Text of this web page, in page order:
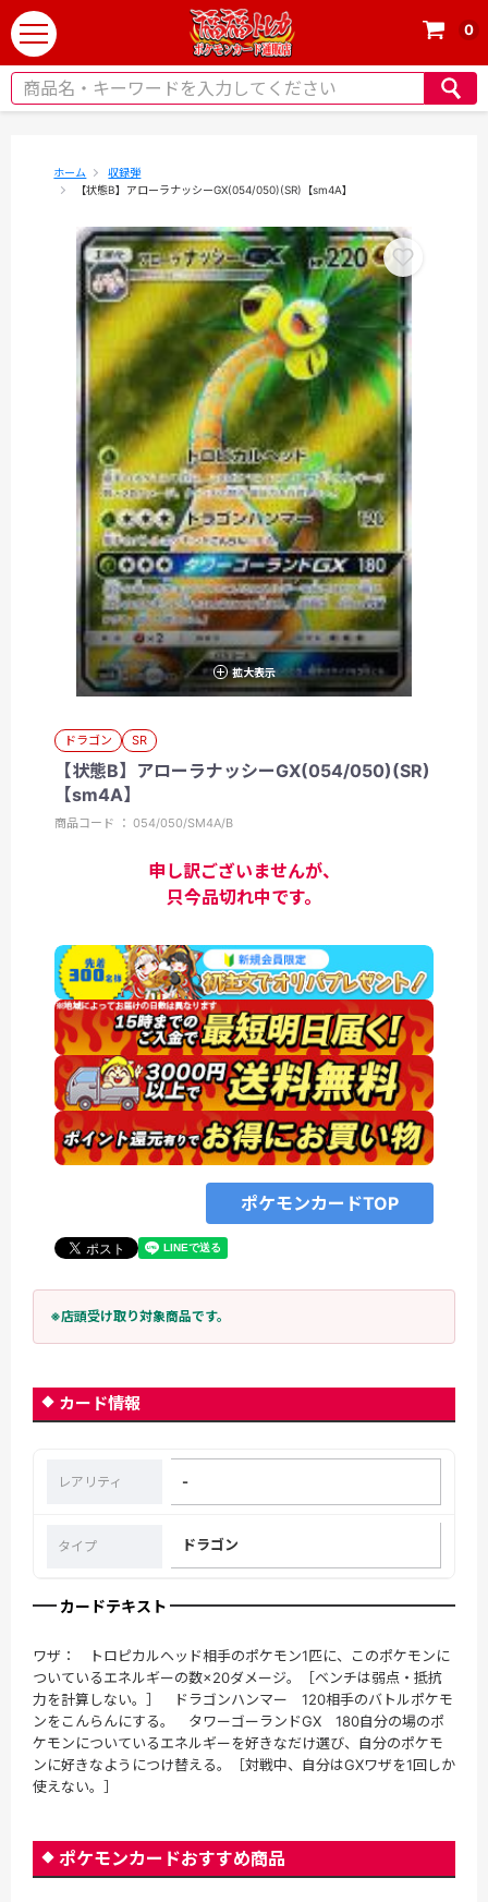
t
o
g
0
ホーム
収録弾
【状態B】アローラナッシーGX(054/050)(SR)【sm4A】
拡大表示
ドラゴン SR
【状態B】アローラナッシーGX(054/050)(SR)
【sm4A】
商品コード ： 054/050/SM4A/B
申し訳ございませんが、
只今品切れ中です。
ポケモンカードTOP
※店頭受け取り対象商品です。
カード情報
レアリティ -
タイプ ドラゴン
カードテキスト
ワザ： トロピカルヘッド相手のポケモン1匹に、このポケモンに
ついているエネルギーの数×20ダメージ。［ベンチは弱点・抵抗
力を計算しない。］ ドラゴンハンマー 120相手のバトルポケモ
ンをこんらんにする。 タワーゴーランドGX 180自分の場のポ
ケモンについているエネルギーを好きなだけ選び、自分のポケモ
ンに好きなようにつけ替える。［対戦中、自分はGXワザを1回しか
使えない。］
ポケモンカードおすすめ商品